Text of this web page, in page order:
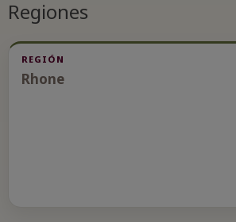
Regiones
REGIÓN
Rhone